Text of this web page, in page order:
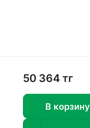
50 364 тг
В корзину